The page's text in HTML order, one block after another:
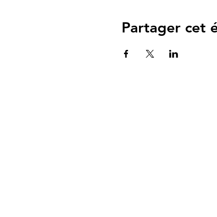
Partager cet